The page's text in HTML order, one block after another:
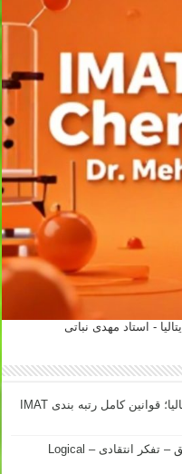
نحوه رتبه بندی داوطلبان در آزمون آیمت ایتالیا؛ قوانین کامل رتبه بندی IMAT
نمونه سوالات آیمت ایتالیا – استدلال و منطق – تفکر انتقادی – Logical